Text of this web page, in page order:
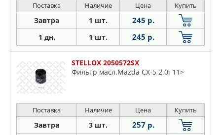
Поставка Наличие Цена Купить
Завтра 1 шт. 245 р.
1 дн. 1 шт. 245 р.
STELLOX 2050572SX
Фильтр масл.Mazda CX-5 2.0i 11>
Поставка Наличие Цена Купить
Завтра 3 шт. 257 р.